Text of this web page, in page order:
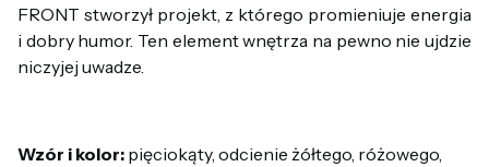
FRONT stworzył projekt, z którego promieniuje energia
i dobry humor. Ten element wnętrza na pewno nie ujdzie
niczyjej uwadze.
Wzór i kolor: pięciokąty, odcienie żółtego, różowego,